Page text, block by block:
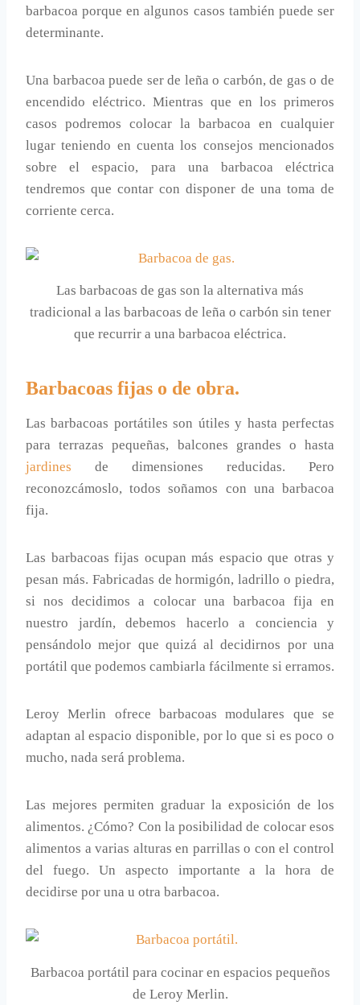
barbacoa porque en algunos casos también puede ser
determinante.
Una barbacoa puede ser de leña o carbón, de gas o de
encendido eléctrico. Mientras que en los primeros
casos podremos colocar la barbacoa en cualquier
lugar teniendo en cuenta los consejos mencionados
sobre el espacio, para una barbacoa eléctrica
tendremos que contar con disponer de una toma de
corriente cerca.
Las barbacoas de gas son la alternativa más
tradicional a las barbacoas de leña o carbón sin tener
que recurrir a una barbacoa eléctrica.
Barbacoas fijas o de obra.
Las barbacoas portátiles son útiles y hasta perfectas
para terrazas pequeñas, balcones grandes o hasta
jardines de dimensiones reducidas. Pero
reconozcámoslo, todos soñamos con una barbacoa
fija.
Las barbacoas fijas ocupan más espacio que otras y
pesan más. Fabricadas de hormigón, ladrillo o piedra,
si nos decidimos a colocar una barbacoa fija en
nuestro jardín, debemos hacerlo a conciencia y
pensándolo mejor que quizá al decidirnos por una
portátil que podemos cambiarla fácilmente si erramos.
Leroy Merlin ofrece barbacoas modulares que se
adaptan al espacio disponible, por lo que si es poco o
mucho, nada será problema.
Las mejores permiten graduar la exposición de los
alimentos. ¿Cómo? Con la posibilidad de colocar esos
alimentos a varias alturas en parrillas o con el control
del fuego. Un aspecto importante a la hora de
decidirse por una u otra barbacoa.
Barbacoa portátil para cocinar en espacios pequeños
de Leroy Merlin.